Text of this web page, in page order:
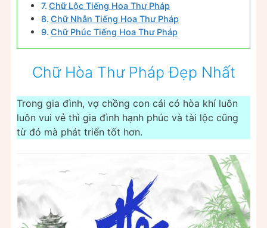
Chữ Lộc Tiếng Hoa Thư Pháp
Chữ Nhẫn Tiếng Hoa Thư Pháp
Chữ Phúc Tiếng Hoa Thư Pháp
Chữ Hòa Thư Pháp Đẹp Nhất
Trong gia đình, vợ chồng con cái có hòa khí luôn
luôn vui vẻ thì gia đình hạnh phúc và tài lộc cũng
từ đó mà phát triển tốt hơn.